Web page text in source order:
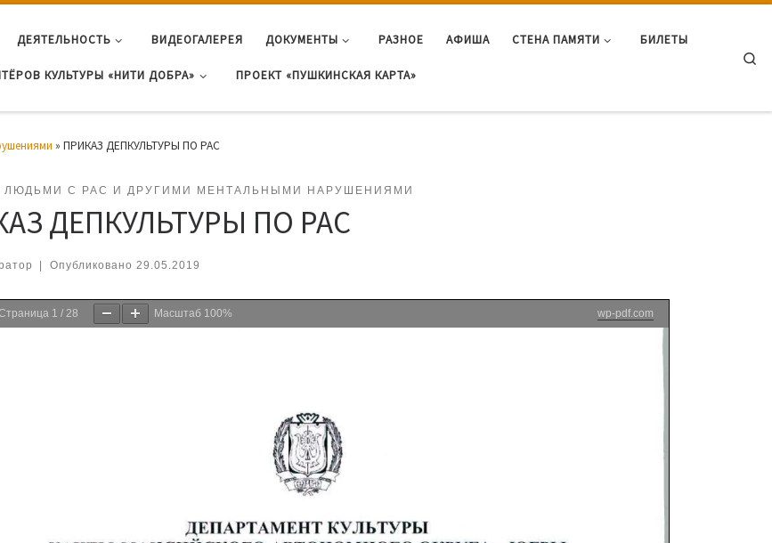
ДЕЯТЕЛЬНОСТЬ ВИДЕОГАЛЕРЕЯ ДОКУМЕНТЫ РАЗНОЕ АФИША СТЕНА ПАМЯТИ БИЛЕТЫ
КУЛЬТУРЫ «НИТИ ДОБРА» ПРОЕКТ «ПУШКИНСКАЯ КАРТА»
» ПРИКАЗ ДЕПКУЛЬТУРЫ ПО РАС
ЛЮДЬМИ С РАС И ДРУГИМИ МЕНТАЛЬНЫМИ НАРУШЕНИЯМИ
ДЕПКУЛЬТУРЫ ПО РАС
Опубликовано 29.05.2019
1 / 28 Масштаб 100% wp-pdf.com